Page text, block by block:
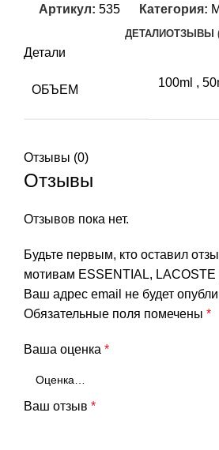
Артикул: 535 Категория:
ДЕТАЛИОТЗЫВЫ
Детали
ОБЪЕМ
100ml ,
Отзывы (0)
Отзывы
Отзывов пока нет.
Будьте первым, кто оставил
мотивам ESSENTIAL, LACOSTE
Ваш адрес email не будет
Обязательные поля помечены *
Ваша оценка *
Ваш отзыв *